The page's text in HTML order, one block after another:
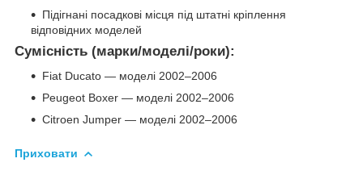
Підігнані посадкові місця під штатні кріплення
відповідних моделей
Сумісність (марки/моделі/роки):
Fiat Ducato — моделі 2002–2006
Peugeot Boxer — моделі 2002–2006
Citroen Jumper — моделі 2002–2006
Приховати